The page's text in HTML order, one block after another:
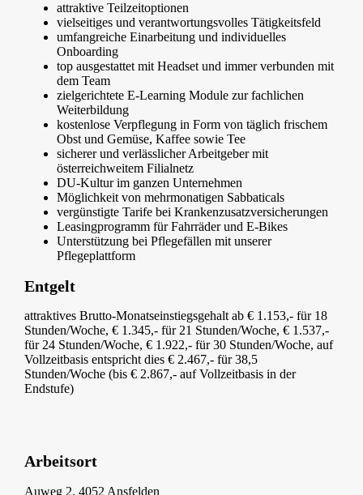
attraktive Teilzeitoptionen
vielseitiges und verantwortungsvolles Tätigkeitsfeld
umfangreiche Einarbeitung und individuelles
Onboarding
top ausgestattet mit Headset und immer verbunden mit
dem Team
zielgerichtete E-Learning Module zur fachlichen
Weiterbildung
kostenlose Verpflegung in Form von täglich frischem
Obst und Gemüse, Kaffee sowie Tee
sicherer und verlässlicher Arbeitgeber mit
österreichweitem Filialnetz
DU-Kultur im ganzen Unternehmen
Möglichkeit von mehrmonatigen Sabbaticals
vergünstigte Tarife bei Krankenzusatzversicherungen
Leasingprogramm für Fahrräder und E-Bikes
Unterstützung bei Pflegefällen mit unserer
Pflegeplattform
Entgelt
attraktives Brutto-Monatseinstiegsgehalt ab € 1.153,- für 18
Stunden/Woche, € 1.345,- für 21 Stunden/Woche, € 1.537,-
für 24 Stunden/Woche, € 1.922,- für 30 Stunden/Woche, auf
Vollzeitbasis entspricht dies € 2.467,- für 38,5
Stunden/Woche (bis € 2.867,- auf Vollzeitbasis in der
Endstufe)
Arbeitsort
Auweg 2, 4052 Ansfelden